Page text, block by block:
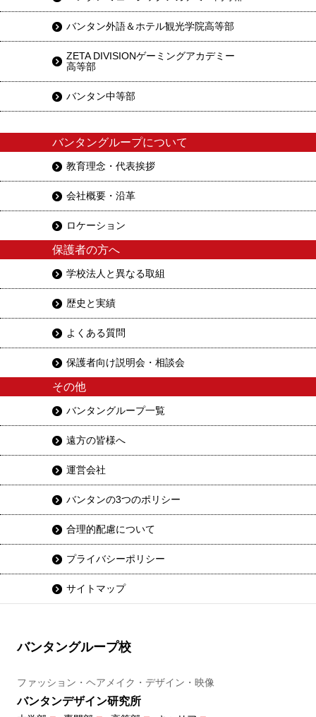
バンタン外語＆ホテル観光学院高等部
ZETA DIVISIONゲーミングアカデミー
高等部
バンタン中等部
バンタングループについて
教育理念・代表挨拶
会社概要・沿革
ロケーション
保護者の方へ
学校法人と異なる取組
歴史と実績
よくある質問
保護者向け説明会・相談会
その他
バンタングループ一覧
遠方の皆様へ
運営会社
バンタンの3つのポリシー
合理的配慮について
プライバシーポリシー
サイトマップ
バンタングループ校
ファッション・ヘアメイク・デザイン・映像
バンタンデザイン研究所